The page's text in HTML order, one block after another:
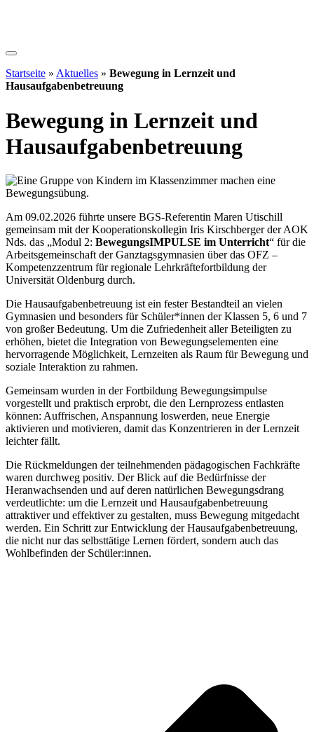
Startseite » Aktuelles » Bewegung in Lernzeit und
Hausaufgabenbetreuung
Bewegung in Lernzeit und
Hausaufgabenbetreuung
Am 09.02.2026 führte unsere BGS-Referentin Maren Utischill
gemeinsam mit der Kooperationskollegin Iris Kirschberger der AOK
Nds. das „Modul 2: BewegungsIMPULSE im Unterricht“ für die
Arbeitsgemeinschaft der Ganztagsgymnasien über das OFZ –
Kompetenzzentrum für regionale Lehrkräftefortbildung der
Universität Oldenburg durch.
Die Hausaufgabenbetreuung ist ein fester Bestandteil an vielen
Gymnasien und besonders für Schüler*innen der Klassen 5, 6 und 7
von großer Bedeutung. Um die Zufriedenheit aller Beteiligten zu
erhöhen, bietet die Integration von Bewegungselementen eine
hervorragende Möglichkeit, Lernzeiten als Raum für Bewegung und
soziale Interaktion zu rahmen.
Gemeinsam wurden in der Fortbildung Bewegungsimpulse
vorgestellt und praktisch erprobt, die den Lernprozess entlasten
können: Auffrischen, Anspannung loswerden, neue Energie
aktivieren und motivieren, damit das Konzentrieren in der Lernzeit
leichter fällt.
Die Rückmeldungen der teilnehmenden pädagogischen Fachkräfte
waren durchweg positiv. Der Blick auf die Bedürfnisse der
Heranwachsenden und auf deren natürlichen Bewegungsdrang
verdeutlichte: um die Lernzeit und Hausaufgabenbetreuung
attraktiver und effektiver zu gestalten, muss Bewegung mitgedacht
werden. Ein Schritt zur Entwicklung der Hausaufgabenbetreuung,
die nicht nur das selbsttätige Lernen fördert, sondern auch das
Wohlbefinden der Schüler:innen.